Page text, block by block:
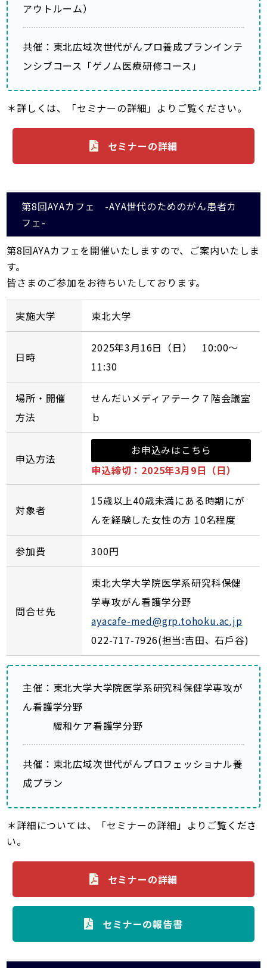
アウトルーム）
共催：東北広域次世代がんプロ養成プランインテ
ンシブコース「ゲノム医療研修コース」
＊詳しくは、「セミナーの詳細」よりご覧ください。
セミナーの詳細
第8回AYAカフェ -AYA世代のためのがん患者カ
フェ-
第8回AYAカフェを開催いたしますので、ご案内いたしま
す。
皆さまのご参加をお待ちいたしております。
実施大学 東北大学
日時
2025年3月16日（日） 10:00～
11:30
場所・開催
方法
せんだいメディアテーク７階会議室
ｂ
申込方法
お申込みはこちら
申込締切：2025年3月9日（日）
対象者
15歳以上40歳未満にある時期にが
んを経験した女性の方 10名程度
参加費 300円
問合せ先
東北大学大学院医学系研究科保健
学専攻がん看護学分野
ayacafe-med@grp.tohoku.ac.jp
022-717-7926(担当:吉田、石戶谷)
主催：東北大学大学院医学系研究科保健学専攻が
ん看護学分野
緩和ケア看護学分野
共催：東北広域次世代がんプロフェッショナル養
成プラン
＊詳細については、「セミナーの詳細」よりご覧くださ
い。
セミナーの詳細
セミナーの報告書